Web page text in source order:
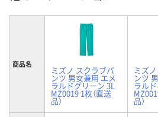
商品名
ミズノ スクラブパ
ンツ 男女兼用 エメ
ラルドグリーン 3L
MZ0019 1枚（直送
品）
ミズ
ンツ
ラル
品）